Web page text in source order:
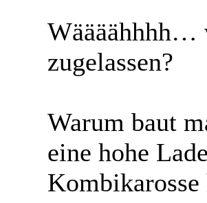
Wäääähhhh…
zugelassen?
Warum baut
eine hohe
Kombikarosse